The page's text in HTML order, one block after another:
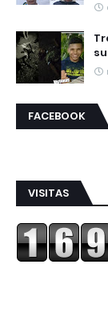
FACEBOOK
VISITAS